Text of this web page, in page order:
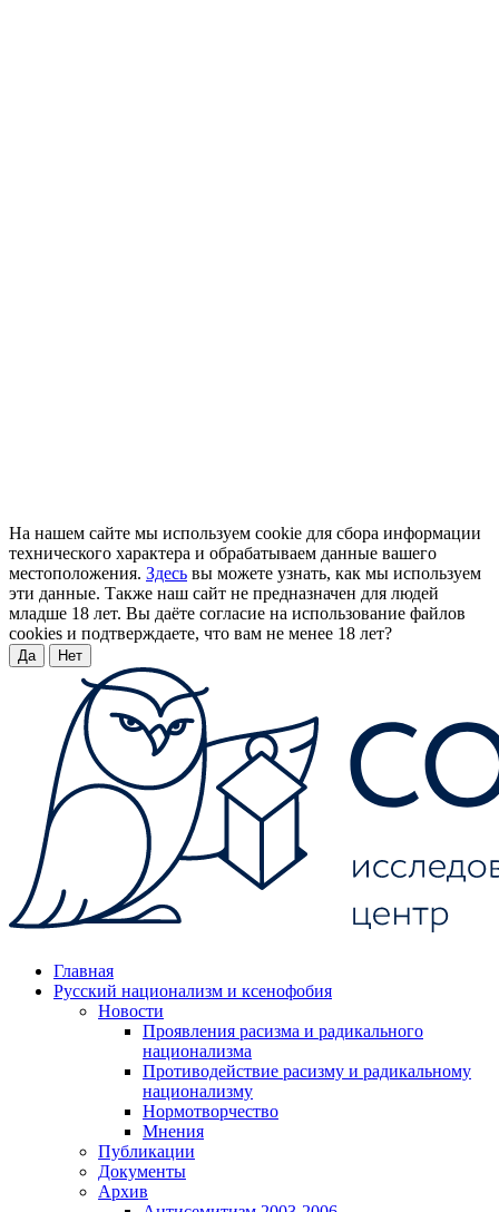
На нашем сайте мы используем cookie для сбора информации
технического характера и обрабатываем данные вашего
местоположения. Здесь вы можете узнать, как мы используем
эти данные. Также наш сайт не предназначен для людей
младше 18 лет. Вы даёте согласие на использование файлов
cookies и подтверждаете, что вам не менее 18 лет?
Да Нет
Главная
Русский национализм и ксенофобия
Новости
Проявления расизма и радикального
национализма
Противодействие расизму и радикальному
национализму
Нормотворчество
Мнения
Публикации
Документы
Архив